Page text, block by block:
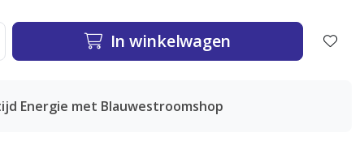
In winkelwagen
Energie met Blauwestroomshop